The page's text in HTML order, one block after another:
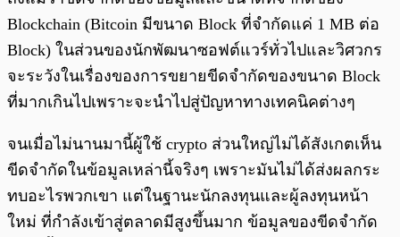
Blockchain (Bitcoin มีขนาด Block ที่จำกัดแค่ 1 MB ต่อ
Block) ในส่วนของนักพัฒนาซอฟต์แวร์ทั่วไปและวิศวกร
จะระวังในเรื่องของการขยายขีดจำกัดของขนาด Block
ที่มากเกินไปเพราะจะนำไปสู่ปัญหาทางเทคนิคต่างๆ
จนเมื่อไม่นานมานี้ผู้ใช้ crypto ส่วนใหญ่ไม่ได้สังเกตเห็น
ขีดจำกัดในข้อมูลเหล่านี้จริงๆ เพราะมันไม่ได้ส่งผลกระ
ทบอะไรพวกเขา แต่ในฐานะนักลงทุนและผู้ลงทุนหน้า
ใหม่ ที่กำลังเข้าสู่ตลาดมีสูงขึ้นมาก ข้อมูลของขีดจำกัด